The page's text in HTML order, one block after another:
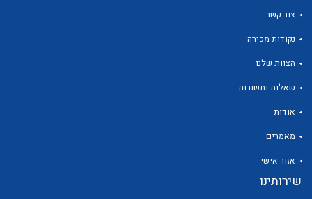
לכל מוצרי היצרן
צור קשר
נקודות מכירה
הצוות שלנו
שאלות ותשובות
אודות
מאמרים
אזור אישי
שירותינו